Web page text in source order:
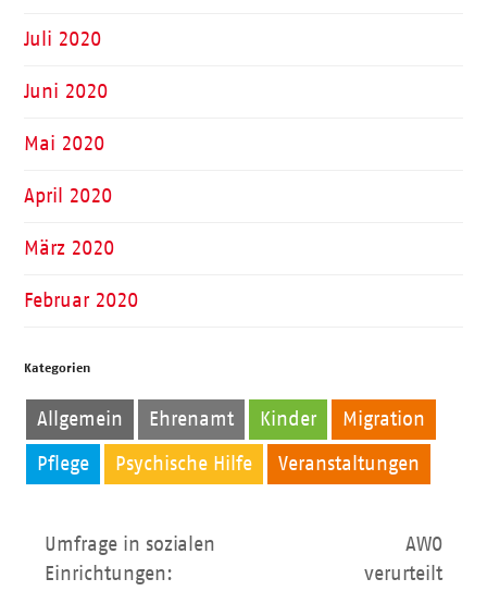
Juli 2020
Juni 2020
Mai 2020
April 2020
März 2020
Februar 2020
Kategorien
Allgemein Ehrenamt Kinder Migration
Pflege Psychische Hilfe Veranstaltungen
Umfrage in sozialen
Einrichtungen:
AWO
verurteilt